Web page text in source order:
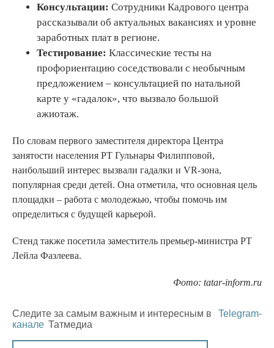
Консультации: Сотрудники Кадрового центра
рассказывали об актуальных вакансиях и уровне
заработных плат в регионе.
Тестирование: Классические тесты на
профориентацию соседствовали с необычным
предложением – консультацией по натальной
карте у «гадалок», что вызвало большой
ажиотаж.
По словам первого заместителя директора Центра
занятости населения РТ Гульнары Филипповой,
наибольший интерес вызвали гадалки и VR-зона,
популярная среди детей. Она отметила, что основная цель
площадки – работа с молодежью, чтобы помочь им
определиться с будущей карьерой.
Стенд также посетила заместитель премьер-министра РТ
Лейла Фазлеева.
Фото: tatar-inform.ru
Следите за самым важным и интересным в
Telegram-
канале Татмедиа